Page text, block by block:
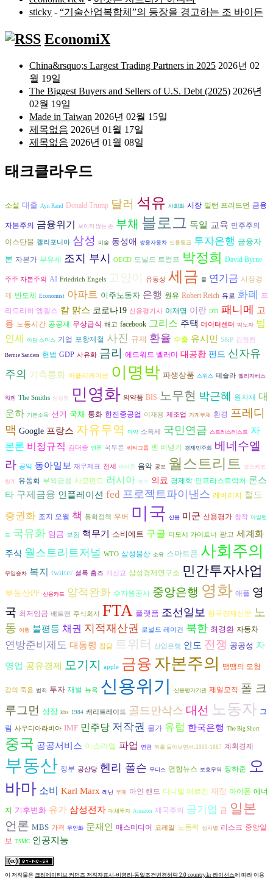
sticky - “기술산업복합체”의 등장을 경고하는 조 바이든
EconomiX
China&rsquo;s Largest Trading Partners in 2025 2026년 02
월 19일
The Biggest Buyers and Sellers of U.S. Debt (2025) 2026년
02월 19일
Made in Taiwan 2026년 02월 15일
제목없음 2026년 01월 17일
제목없음 2026년 01월 08일
태크클라우드
소설 대출 Ayn Rand Donald Trump 달러 석유 사회화 시장 밀턴 프리드먼 금융
자본주의 금융위기 보이지 않는 손 부채 블로그 독일 교육 민주주의
이스탄불 캘리포니아 삼성 미술 동성애 쌍용자동차 신용등급 투자은행 금융자
본 자본가 부유세 조지 부시 OECD 도널드 트럼프 박정희 David Byrne
주주 자본주의 AI Friedrich Engels 고양이 유동성 세금 물 연기금 시장경
제 반도체 Economist 아파트 이주노동자 은행 원유 Robert Reich 유로 화폐 프
리드리히 엥겔스 칼 맑스 코로나19 신용평가사 이재명 이란 DTI 패니메 고
용 노동시간 공공재 무상급식 해고 facebook 그리스 주택 데이터센터 박노자 법
인세
아담 스미스 기업 포항제철 사진 규제 환율 수출 유시민 S&P 김정렴
Bernie Sanders 헌법 GDP 사유화 금리 에드워드 벨러미 대공황 펀드 신자유
주의 기축통화 어플리케이션 이명박 파생상품 스위스 테슬라 엘리자베스
워렌 The Smiths 심상정 민영화 의약품 BIS 노무현 박근혜 원자재 대
운하 기본소득 선거 국채 통화 한진중공업 이재용 제조업 가계부채 환경 프레디
맥 Google 프랑스 자유무역 마약 소득세 국민연금 스트레스테스트 자
본론 비정규직 김대중 엔론 국부론 씨티그룹 벤 버냉키 경제민주화 베네수엘
라 공익 동아일보 재무제표 전세 아마존 음악 공포 월스트리트 오스카르
랑게 유동화 부외금융 사모펀드 러시아 보수 의료 경제학 인프라스트럭처 론스
타 구제금융 인플레이션 fed 프로젝트파이낸스 레버리지 철도
증권화 조지 오웰 책 통화정책 우버 미국 신용 미군 신용평가 창작 아일랜
드 국유화 임금 보험 핵무기 소비에트 구글 티모시 가이트너 광고 세계화
주식 월스트리트저널 WTO 삼성물산 소유 스마트폰 사회주의
무임승차 복지 twitter 셜록 홈즈 개신교 삼성경제연구소 민간투자사업
부동산PF 신용카드 양적완화 수자원공사 중앙은행 영화 애플 영
국 최저임금 배트맨 주식회사 FTA 플랫폼 조선일보 한국경제신문
노
동 여행 불평등 채권 지적재산권 로널드 레이건 북한 최경환 자동차
연방준비제도 대통령 잡담 트위터 산업은행 인도 전쟁 공공성 자
영업 공유경제 모기지 apple 금융 자본주의 땡땡의 모험
강의 죽음 범죄 투자 재벌 뉴욕 신용위기 신용평가기관 제일모직 폴 크
루그먼 성장 kbs 1984 캐리트레이드 골드만삭스 대선 노동자 그
림 사우디아라비아 IMF 민주당 저작권 물가 유럽 한국은행 The Big Short
중국 공공서비스 이스라엘 파업 연금 뒤를 돌아보면서:2000-1887 계획경제
부동산 정부 공산당 헨리 폴슨 무디스 연합뉴스 보호무역 장하준
오
바마 소비 Karl Marx 레닌 부패 아인 랜드 다니엘 예르긴 재정 아이폰 에너
지 기후변화 유가 삼성전자 대체투자 Amazon 제국주의 공기업 금 일본
언론 MBS 가격 무인화 문재인 매스미디어 코레일 노동력 성차별 리스크 중앙일
보 TSMC 인공지능
이 저작물은 크리에이티브 커먼즈 저작자표시-비영리-동일조건변경허락 2.0 country.kr 라이선스에 따라 이용